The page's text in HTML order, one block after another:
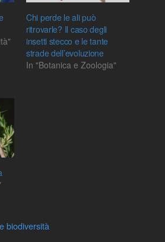
Chi perde le ali può
ritrovarle? Il caso degli
insetti stecco e le tante
strade dell’evoluzione
In "Botanica e Zoologia"
biodiversità